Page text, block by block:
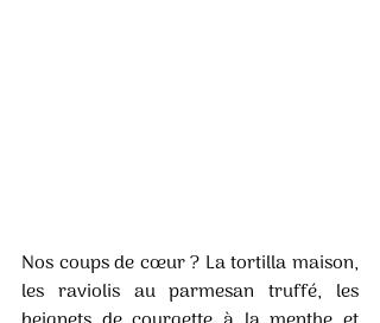
Nos coups de cœur ? La tortilla maison,
les raviolis au parmesan truffé, les